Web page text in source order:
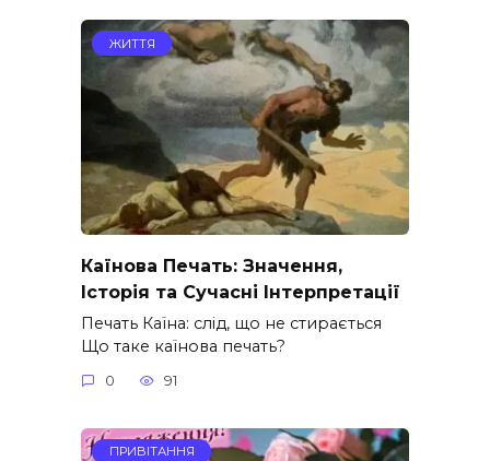
ЖИТТЯ
Каїнова Печать: Значення,
Історія та Сучасні Інтерпретації
Печать Каїна: слід, що не стирається
Що таке каїнова печать?
0 91
ПРИВІТАННЯ